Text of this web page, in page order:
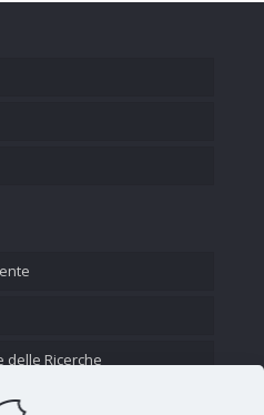
delle Ricerche